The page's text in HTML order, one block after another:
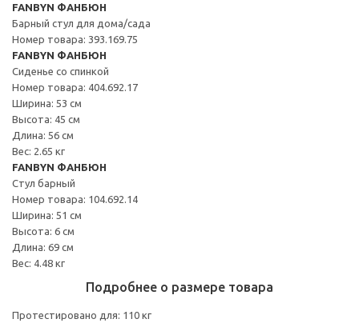
FANBYN ФАНБЮН
Барный стул для дома/сада
Номер товара: 393.169.75
FANBYN ФАНБЮН
Сиденье со спинкой
Номер товара: 404.692.17
Ширина: 53 см
Высота: 45 см
Длина: 56 см
Вес: 2.65 кг
FANBYN ФАНБЮН
Стул барный
Номер товара: 104.692.14
Ширина: 51 см
Высота: 6 см
Длина: 69 см
Вес: 4.48 кг
Подробнее о размере товара
Протестировано для: 110 кг